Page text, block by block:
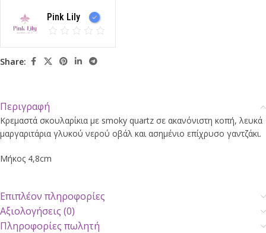
Pink Lily
Share:
Περιγραφή
Κρεμαστά σκουλαρίκια με smoky quartz σε ακανόνιστη κοπή, λευκά
μαργαριτάρια γλυκού νερού οβάλ και ασημένιο επίχρυσο γαντζάκι.
Μήκος 4,8cm
Επιπλέον πληροφορίες
Αξιολογήσεις (0)
Πληροφορίες πωλητή